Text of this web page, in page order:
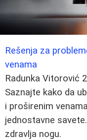
Rešenja za
venama
Radunka Vitorović
Saznajte kako da
i proširenim
jednostavne
zdravlja nogu.